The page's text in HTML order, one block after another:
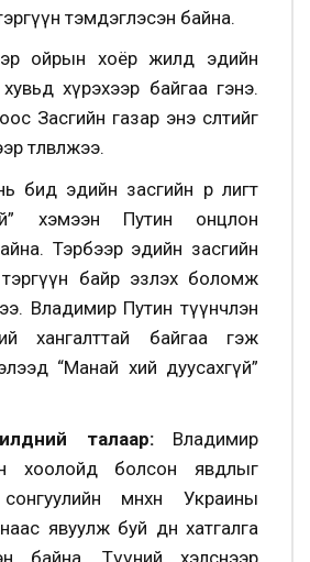
тэмдэглэсэн байна.
ойрын хоёр жилд эдийн
хувьд хүрэхээр байгаа гэнэ.
Засгийн газар энэ өсөлтийг
төлөвлөжээ.
бид эдийн засгийн өөр лигт
хэмээн Путин онцлон
Тэрбээр эдийн засгийн
байр эзлэх боломж
Владимир Путин түүнчлэн
хангалттай байгаа гэж
“Манай хий дуусахгүй”
талаар: Владимир
хоолойд болсон явдлыг
сонгуулийн өмнөхөн Украины
явуулж буй өдөөн хатгалга
байна. Түүний хэлснээр